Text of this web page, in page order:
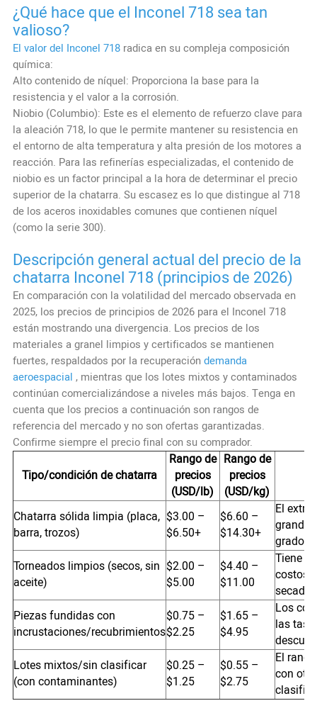
¿Qué hace que el Inconel 718 sea tan
valioso?
El valor del Inconel 718radica en su compleja composición
química:
Alto contenido de níquel: Proporciona la base para la
resistencia y el valor a la corrosión.
Niobio (Columbio): Este es el elemento de refuerzo clave para
la aleación 718, lo que le permite mantener su resistencia en
el entorno de alta temperatura y alta presión de los motores a
reacción. Para las refinerías especializadas, el contenido de
niobio es un factor principal a la hora de determinar el precio
superior de la chatarra. Su escasez es lo que distingue al 718
de los aceros inoxidables comunes que contienen níquel
(como la serie 300).
Descripción general actual del precio de la
chatarra Inconel 718 (principios de 2026)
En comparación con la volatilidad del mercado observada en
2025, los precios de principios de 2026 para el Inconel 718
están mostrando una divergencia. Los precios de los
materiales a granel limpios y certificados se mantienen
fuertes, respaldados por la recuperacióndemanda
aeroespacial , mientras que los lotes mixtos y contaminados
continúan comercializándose a niveles más bajos. Tenga en
cuenta que los precios a continuación son rangos de
referencia del mercado y no son ofertas garantizadas.
Confirme siempre el precio final con su comprador.
Tipo/condición de chatarra
Rango de
precios
(USD/lb)
Rango de
precios
(USD/kg)
Chatarra sólida limpia (placa,
barra, trozos)
$3.00 –
$6.50+
$6.60 –
$14.30+
El
grado
Torneados limpios (secos, sin
aceite)
$2.00 –
$5.00
$4.40 –
$11.00
Tiene
costos
Piezas fundidas con
incrustaciones/recubrimientos
$0.75 –
$2.25
$1.65 –
$4.95
Los
las
Lotes mixtos/sin clasificar
(con contaminantes)
$0.25 –
$1.25
$0.55 –
$2.75
El
con